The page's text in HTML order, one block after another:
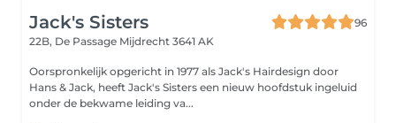
Jack's Sisters
96
22B, De Passage Mijdrecht 3641 AK
Oorspronkelijk opgericht in 1977 als Jack's Hairdesign door
Hans & Jack, heeft Jack's Sisters een nieuw hoofdstuk ingeluid
onder de bekwame leiding va...